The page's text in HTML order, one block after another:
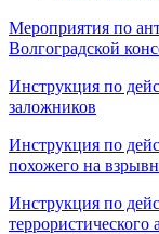
Мероприятия по
Волгоградской
Инструкция по
заложников
Инструкция по
похожего на
Инструкция по